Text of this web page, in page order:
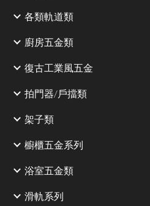
各類軌道類
廚房五金類
復古工業風五金
拍門器/戶擋類
架子類
櫥櫃五金系列
浴室五金類
滑軌系列